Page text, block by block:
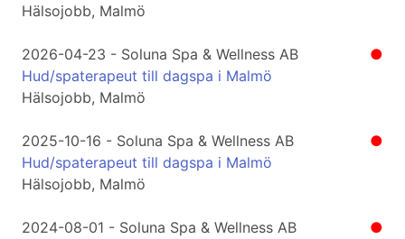
Hälsojobb, Malmö
●
2026-04-23 - Soluna Spa & Wellness AB
Hud/spaterapeut till dagspa i Malmö
Hälsojobb, Malmö
●
2025-10-16 - Soluna Spa & Wellness AB
Hud/spaterapeut till dagspa i Malmö
Hälsojobb, Malmö
●
2024-08-01 - Soluna Spa & Wellness AB